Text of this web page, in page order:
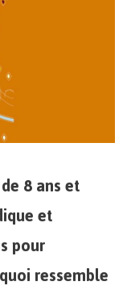
8 ans et
et
pour
ressemble